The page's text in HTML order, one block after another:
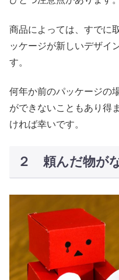
商品によっては、すでに
ッケージが新しいデザイ
す。
何年か前のパッケージの
ができないこともあり得
ければ幸いです。
２ 頼んだ物が